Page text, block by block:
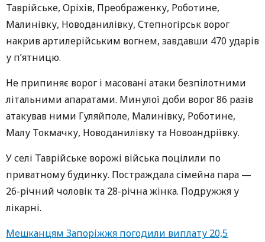
Таврійське, Оріхів, Преображенку, Роботине,
Малинівку, Новоданилівку, Степногірськ ворог
накрив артилерійським вогнем, завдавши 470 ударів
у п’ятницю.
Не припиняє ворог і масовані атаки безпілотними
літальними апаратами. Минулої доби ворог 86 разів
атакував ними Гуляйполе, Малинівку, Роботине,
Малу Токмачку, Новоданилівку та Новоандріївку.
У селі Таврійське ворожі війська поцілили по
приватному будинку. Постраждала сімейна пара —
26-річний чоловік та 28-річна жінка. Подружжя у
лікарні.
Мешканцям Запоріжжя погодили виплату 20,5